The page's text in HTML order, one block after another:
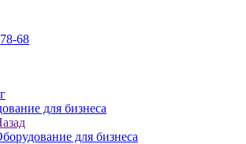
68
для бизнеса
для бизнеса